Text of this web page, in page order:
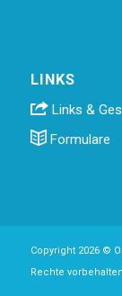
LINKS
Links &
Formulare
Copyright 2026 ©
Rechte